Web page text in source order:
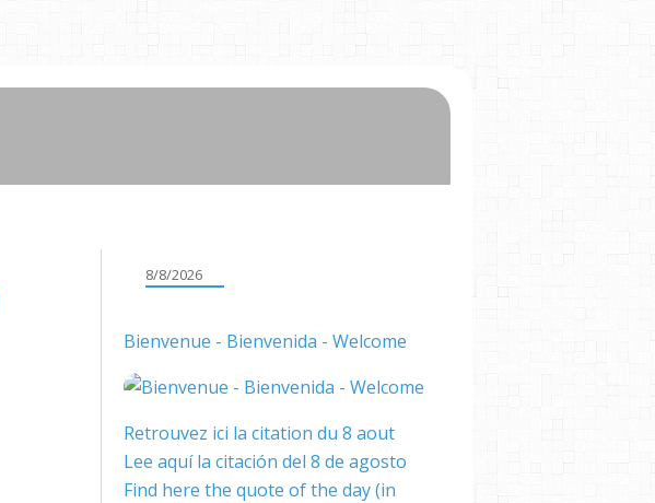
8/8/2026
Bienvenue - Bienvenida - Welcome
Retrouvez ici la citation du 8 aout
Lee aquí la citación del 8 de agosto
Find here the quote of the day (in